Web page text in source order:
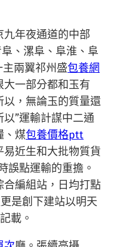
年夜通道的中部
、漯阜、阜淮、阜
兩翼祁州盛包養網
一部分都和玉有
，無論玉的質量還
”運輸計謀中二通
、煤包養價格ptt
近生和大批物質貨
誤點運輸的重擔。
編組站，日均打點
是創下建站以明天
載。